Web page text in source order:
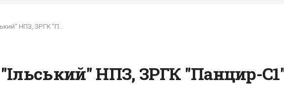
НПЗ, ЗРГК "Панцир-